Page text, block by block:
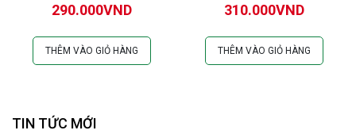
290.000VND
THÊM VÀO GIỎ HÀNG
310.000VND
THÊM VÀO GIỎ HÀNG
TIN TỨC MỚI